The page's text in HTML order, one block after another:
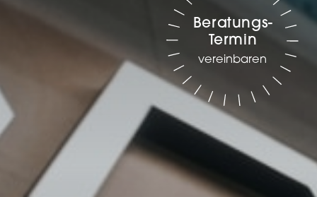
Beratungs-
Termin
vereinbaren